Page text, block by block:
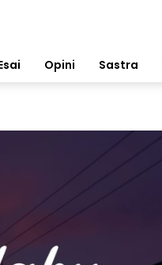
Opini Sastra